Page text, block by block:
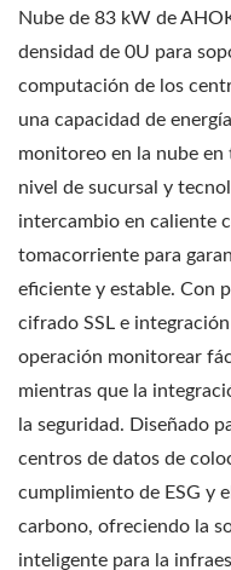
Nube de 83 kW de
densidad de 0U para
computación de los
una capacidad de
monitoreo en la nube en
nivel de sucursal y
intercambio en caliente
tomacorriente para
eficiente y estable. Con
cifrado SSL e
operación monitorear
mientras que la
la seguridad. Diseñado
centros de datos de
cumplimiento de ESG y
carbono, ofreciendo la
inteligente para la